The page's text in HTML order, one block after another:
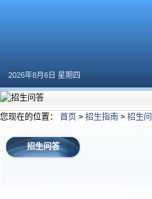
2026年8月6日 星期四
您现在的位置： 首页 > 招生指南 > 招生
招生问答